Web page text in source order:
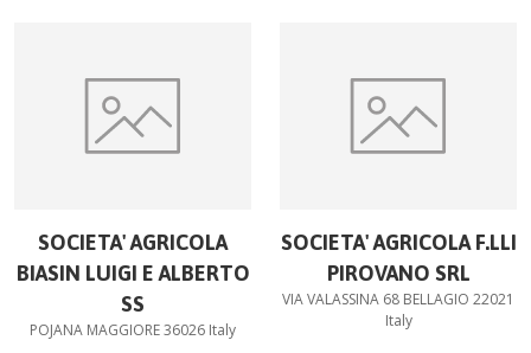
SOCIETA' AGRICOLA
BIASIN LUIGI E ALBERTO
SS
POJANA MAGGIORE 36026 Italy
SOCIETA' AGRICOLA F.LLI
PIROVANO SRL
VIA VALASSINA 68 BELLAGIO 22021
Italy